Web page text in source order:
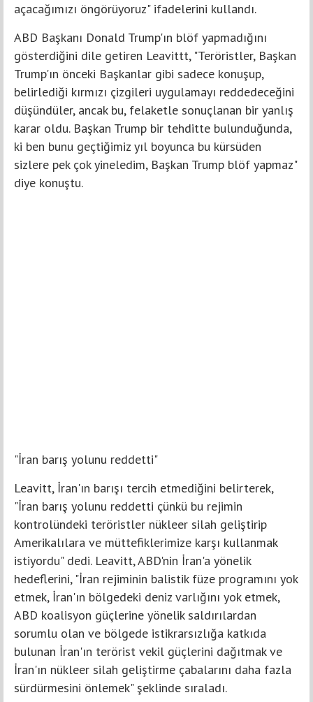
açacağımızı öngörüyoruz" ifadelerini kullandı.
ABD Başkanı Donald Trump'ın blöf yapmadığını
gösterdiğini dile getiren Leavittt, "Teröristler, Başkan
Trump'ın önceki Başkanlar gibi sadece konuşup,
belirlediği kırmızı çizgileri uygulamayı reddedeceğini
düşündüler, ancak bu, felaketle sonuçlanan bir yanlış
karar oldu. Başkan Trump bir tehditte bulunduğunda,
ki ben bunu geçtiğimiz yıl boyunca bu kürsüden
sizlere pek çok yineledim, Başkan Trump blöf yapmaz"
diye konuştu.
"İran barış yolunu reddetti"
Leavitt, İran'ın barışı tercih etmediğini belirterek,
"İran barış yolunu reddetti çünkü bu rejimin
kontrolündeki teröristler nükleer silah geliştirip
Amerikalılara ve müttefiklerimize karşı kullanmak
istiyordu" dedi. Leavitt, ABD'nin İran'a yönelik
hedeflerini, "İran rejiminin balistik füze programını yok
etmek, İran'ın bölgedeki deniz varlığını yok etmek,
ABD koalisyon güçlerine yönelik saldırılardan
sorumlu olan ve bölgede istikrarsızlığa katkıda
bulunan İran'ın terörist vekil güçlerini dağıtmak ve
İran'ın nükleer silah geliştirme çabalarını daha fazla
sürdürmesini önlemek" şeklinde sıraladı.